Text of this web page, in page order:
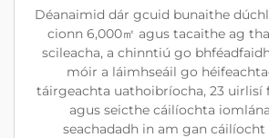
Déanaimid dár gcuid bunaithe
cionn 6,000㎡ agus tacaithe ag
scileacha, a chinntiú go
móir a láimhseáil go
táirgeachta uathoibríocha, 23 uirlisí
agus seicthe cáilíochta
seachadadh in am gan